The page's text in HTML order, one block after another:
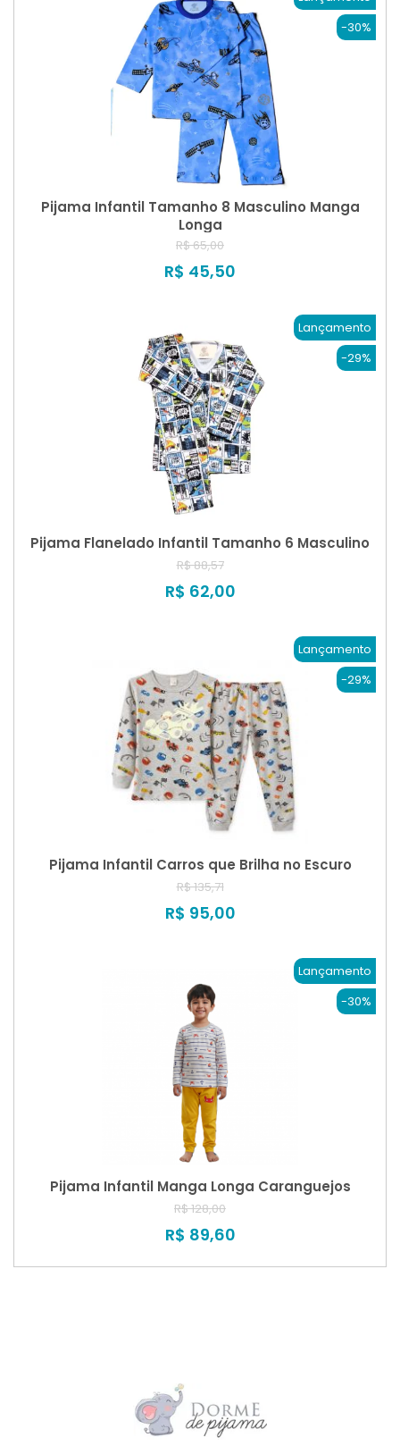
-30%
Pijama Infantil Tamanho 8 Masculino Manga
Longa
R$ 65,00
R$ 45,50
Lançamento
-29%
Pijama Flanelado Infantil Tamanho 6 Masculino
R$ 88,57
R$ 62,00
Lançamento
-29%
Pijama Infantil Carros que Brilha no Escuro
R$ 135,71
R$ 95,00
Lançamento
-30%
Pijama Infantil Manga Longa Caranguejos
R$ 128,00
R$ 89,60